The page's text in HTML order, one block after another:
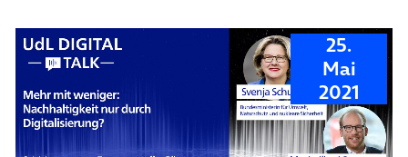
25.
Mai
2021